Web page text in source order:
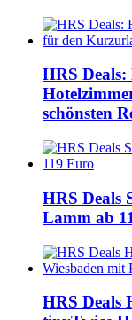
HRS
schönsten
HRS Deals
Lamm ab
HRS Deals